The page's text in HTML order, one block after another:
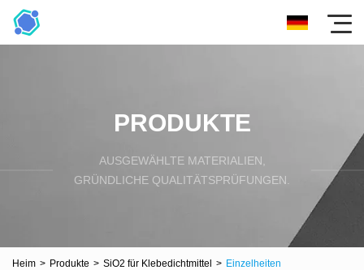
PRODUKTE
AUSGEWÄHLTE MATERIALIEN,
GRÜNDLICHE QUALITÄTSPRÜFUNGEN.
Heim > Produkte > SiO2 für Klebedichtmittel > Einzelheiten